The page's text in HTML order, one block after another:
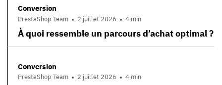
Conversion
PrestaShop Team 2 juillet 2026 4 min
À quoi ressemble un parcours d’achat optimal ?
Conversion
PrestaShop Team 2 juillet 2026 4 min